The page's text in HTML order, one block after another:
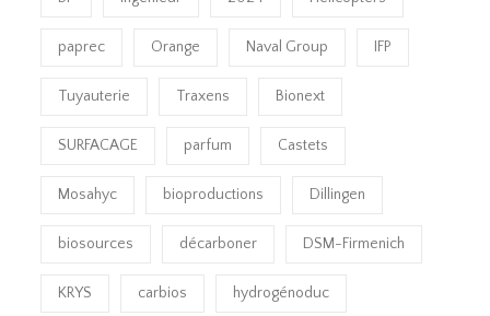
paprec Orange Naval Group IFP
Tuyauterie Traxens Bionext
SURFACAGE parfum Castets
Mosahyc bioproductions Dillingen
biosources décarboner DSM-Firmenich
KRYS carbios hydrogénoduc